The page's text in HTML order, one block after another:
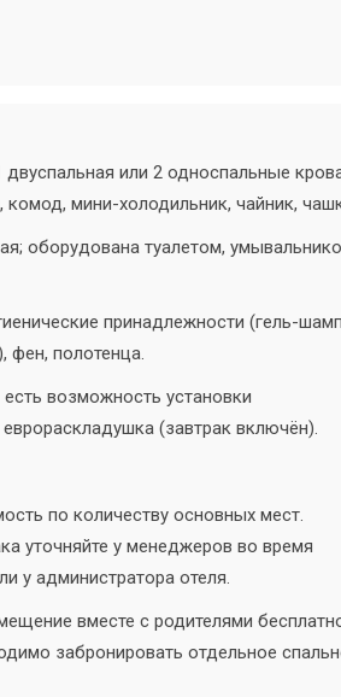
двуспальная или 2 односпальные
комод, мини-холодильник, чайник,
оборудована туалетом,
принадлежности (гель-
полотенца.
есть возможность установки
(завтрак включён).
по количеству основных мест.
уточняйте у менеджеров во время
у администратора отеля.
вместе с родителями
забронировать отдельное